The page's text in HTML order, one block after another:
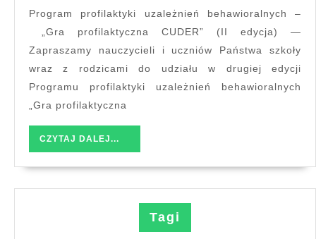
programu
profilaktyki
uzależnień
Program profilaktyki uzależnień behawioralnych –
„Gra profilaktyczna CUDER” (II edycja) —
Zapraszamy nauczycieli i uczniów Państwa szkoły
wraz z rodzicami do udziału w drugiej edycji
Programu profilaktyki uzależnień behawioralnych
„Gra profilaktyczna
CZYTAJ DALEJ...
DALEJ...
Tagi